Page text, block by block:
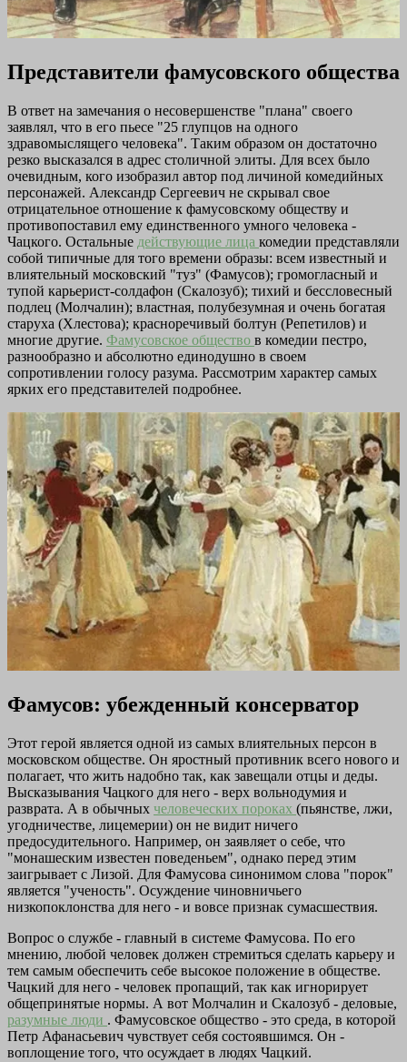
Представители фамусовского общества
В ответ на замечания о несовершенстве "плана" своего
заявлял, что в его пьесе "25 глупцов на одного
здравомыслящего человека". Таким образом он достаточно
резко высказался в адрес столичной элиты. Для всех было
очевидным, кого изобразил автор под личиной комедийных
персонажей. Александр Сергеевич не скрывал свое
отрицательное отношение к фамусовскому обществу и
противопоставил ему единственного умного человека -
Чацкого. Остальные действующие лица комедии представляли
собой типичные для того времени образы: всем известный и
влиятельный московский "туз" (Фамусов); громогласный и
тупой карьерист-солдафон (Скалозуб); тихий и бессловесный
подлец (Молчалин); властная, полубезумная и очень богатая
старуха (Хлестова); красноречивый болтун (Репетилов) и
многие другие. Фамусовское общество в комедии пестро,
разнообразно и абсолютно единодушно в своем
сопротивлении голосу разума. Рассмотрим характер самых
ярких его представителей подробнее.
Фамусов: убежденный консерватор
Этот герой является одной из самых влиятельных персон в
московском обществе. Он яростный противник всего нового и
полагает, что жить надобно так, как завещали отцы и деды.
Высказывания Чацкого для него - верх вольнодумия и
разврата. А в обычных человеческих пороках (пьянстве, лжи,
угодничестве, лицемерии) он не видит ничего
предосудительного. Например, он заявляет о себе, что
"монашеским известен поведеньем", однако перед этим
заигрывает с Лизой. Для Фамусова синонимом слова "порок"
является "ученость". Осуждение чиновничьего
низкопоклонства для него - и вовсе признак сумасшествия.
Вопрос о службе - главный в системе Фамусова. По его
мнению, любой человек должен стремиться сделать карьеру и
тем самым обеспечить себе высокое положение в обществе.
Чацкий для него - человек пропащий, так как игнорирует
общепринятые нормы. А вот Молчалин и Скалозуб - деловые,
разумные люди . Фамусовское общество - это среда, в которой
Петр Афанасьевич чувствует себя состоявшимся. Он -
воплощение того, что осуждает в людях Чацкий.